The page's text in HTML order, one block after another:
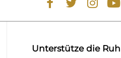
Unterstütze die